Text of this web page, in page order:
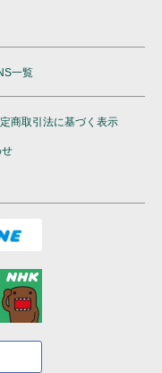
一覧
商取引法に基づく表示
せ